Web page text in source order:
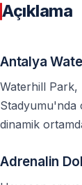
Açıklama
Antalya
Waterhill Park,
Stadyumu'nda
dinamik
Adrenalin